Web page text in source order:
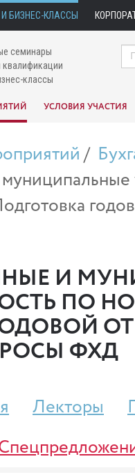
БИЗНЕС-КЛАССЫ
семинары
классы
УСЛОВИЯ УЧАСТИЯ
И
ПО
ФХД
Лекторы